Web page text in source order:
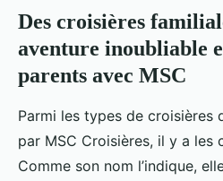
Des croisières
aventure inoubliable
parents avec MSC
Parmi les types de croisières
par MSC Croisières, il y a les
Comme son nom l’indique,